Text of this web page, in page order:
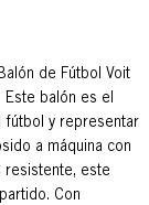
de Fútbol Voit
balón es el
fútbol y representar
a máquina con
resistente, este
Con